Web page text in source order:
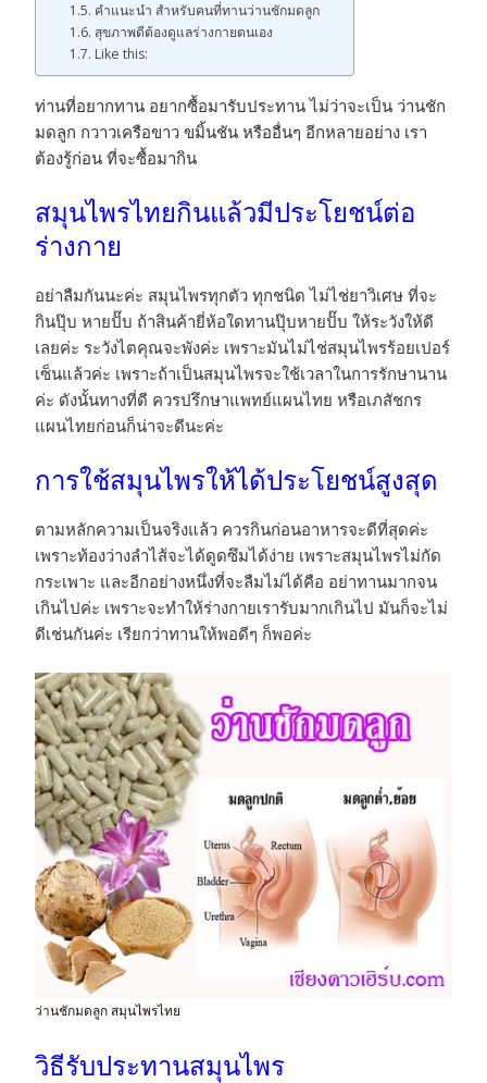
คำแนะนำ สำหรับคนที่ทานว่านชักมดลูก
สุขภาพดีต้องดูแลร่างกายตนเอง
Like this:
ท่านที่อยากทาน อยากซื้อมารับประทาน ไม่ว่าจะเป็น ว่านชัก
มดลูก กวาวเครือขาว ขมิ้นชัน หรืออื่นๆ อีกหลายอย่าง เรา
ต้องรู้ก่อน ที่จะซื้อมากิน
สมุนไพรไทยกินแล้วมีประโยชน์ต่อ
ร่างกาย
อย่าลืมกันนะค่ะ สมุนไพรทุกตัว ทุกชนิด ไม่ไช่ยาวิเศษ ที่จะ
กินปุ๊บ หายปั๊บ ถ้าสินค้ายี่ห้อใดทานปุ๊บหายปั๊บ ให้ระวังให้ดี
เลยค่ะ ระวังไตคุณจะพังค่ะ เพราะมันไม่ไช่สมุนไพรร้อยเปอร์
เซ็นแล้วค่ะ เพราะถ้าเป็นสมุนไพรจะใช้เวลาในการรักษานาน
ค่ะ ดังนั้นทางที่ดี ควรปรึกษาแพทย์แผนไทย หรือเภสัชกร
แผนไทยก่อนก็น่าจะดีนะค่ะ
การใช้สมุนไพรให้ได้ประโยชน์สูงสุด
ตามหลักความเป็นจริงแล้ว ควรกินก่อนอาหารจะดีที่สุดค่ะ
เพราะท้องว่างลำไส้จะได้ดูดซึมได้ง่าย เพราะสมุนไพรไม่กัด
กระเพาะ และอีกอย่างหนึ่งที่จะลืมไม่ได้คือ อย่าทานมากจน
เกินไปค่ะ เพราะจะทำให้ร่างกายเรารับมากเกินไป มันก็จะไม่
ดีเช่นกันค่ะ เรียกว่าทานให้พอดีๆ ก็พอค่ะ
ว่านชักมดลูก สมุนไพรไทย
วิธีรับประทานสมุนไพร